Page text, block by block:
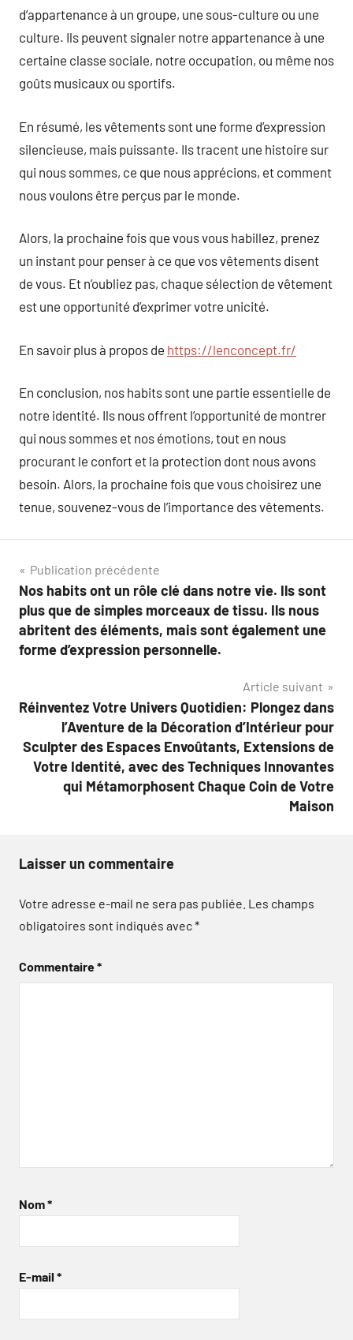
d’appartenance à un groupe, une sous-culture ou une
culture. Ils peuvent signaler notre appartenance à une
certaine classe sociale, notre occupation, ou même nos
goûts musicaux ou sportifs.
En résumé, les vêtements sont une forme d’expression
silencieuse, mais puissante. Ils tracent une histoire sur
qui nous sommes, ce que nous apprécions, et comment
nous voulons être perçus par le monde.
Alors, la prochaine fois que vous vous habillez, prenez
un instant pour penser à ce que vos vêtements disent
de vous. Et n’oubliez pas, chaque sélection de vêtement
est une opportunité d’exprimer votre unicité.
En savoir plus à propos de https://lenconcept.fr/
En conclusion, nos habits sont une partie essentielle de
notre identité. Ils nous offrent l’opportunité de montrer
qui nous sommes et nos émotions, tout en nous
procurant le confort et la protection dont nous avons
besoin. Alors, la prochaine fois que vous choisirez une
tenue, souvenez-vous de l’importance des vêtements.
Navigation
de
l’article
Publication précédente
Nos habits ont un rôle clé dans notre vie. Ils sont
plus que de simples morceaux de tissu. Ils nous
abritent des éléments, mais sont également une
forme d’expression personnelle.
Article suivant
Réinventez Votre Univers Quotidien: Plongez dans
l’Aventure de la Décoration d’Intérieur pour
Sculpter des Espaces Envoûtants, Extensions de
Votre Identité, avec des Techniques Innovantes
qui Métamorphosent Chaque Coin de Votre
Maison
Laisser un commentaire
Votre adresse e-mail ne sera pas publiée. Les champs
obligatoires sont indiqués avec*
Commentaire*
Nom*
E-mail *